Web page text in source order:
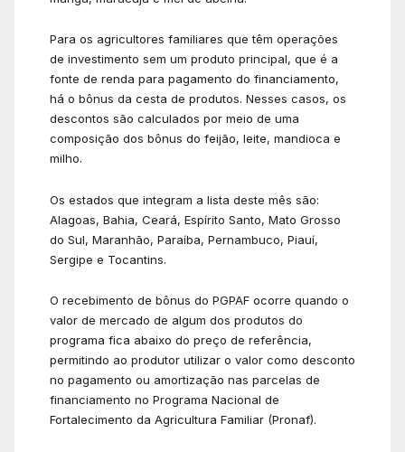
Para os agricultores familiares que têm operações
de investimento sem um produto principal, que é a
fonte de renda para pagamento do financiamento,
há o bônus da cesta de produtos. Nesses casos, os
descontos são calculados por meio de uma
composição dos bônus do feijão, leite, mandioca e
milho.
Os estados que integram a lista deste mês são:
Alagoas, Bahia, Ceará, Espírito Santo, Mato Grosso
do Sul, Maranhão, Paraíba, Pernambuco, Piauí,
Sergipe e Tocantins.
O recebimento de bônus do PGPAF ocorre quando o
valor de mercado de algum dos produtos do
programa fica abaixo do preço de referência,
permitindo ao produtor utilizar o valor como desconto
no pagamento ou amortização nas parcelas de
financiamento no Programa Nacional de
Fortalecimento da Agricultura Familiar (Pronaf).